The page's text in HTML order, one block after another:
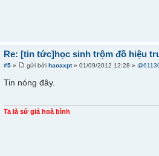
Re: [tin tức]học sinh trộm đồ hiệu
#5 » gửi bởihaoaxpt» 01/09/2012 12:28 »
Tin nóng đây.
Ta là sứ giả hoà bình